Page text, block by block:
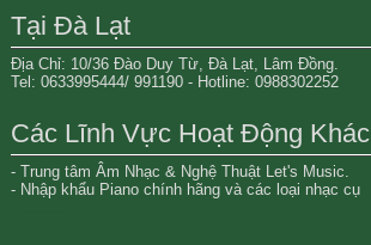
Tại Đà Lạt
Địa Chỉ: 10/36 Đào Duy Từ, Đà Lạt, Lâm Đồng.
Tel: 0633995444/ 991190 - Hotline: 0988302252
Các Lĩnh Vực Hoạt Động Khác
- Trung tâm Âm Nhạc & Nghệ Thuật Let's Music.
- Nhập khẩu Piano chính hãng và các loại nhạc cụ